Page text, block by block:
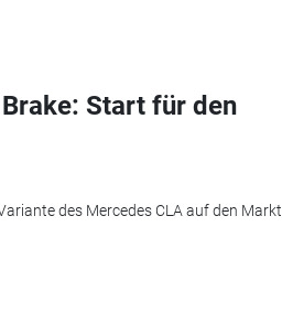
Start für den
des Mercedes CLA auf den Markt.